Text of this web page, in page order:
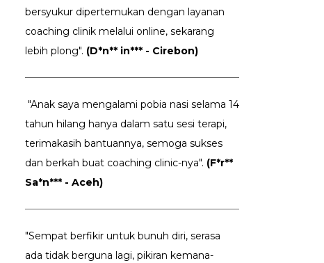
bersyukur dipertemukan dengan layanan
coaching clinik melalui online, sekarang
lebih plong". (D*n** in*** - Cirebon)
"Anak saya mengalami pobia nasi selama 14
tahun hilang hanya dalam satu sesi terapi,
terimakasih bantuannya, semoga sukses
dan berkah buat coaching clinic-nya". (F*r**
Sa*n*** - Aceh)
"Sempat berfikir untuk bunuh diri, serasa
ada tidak berguna lagi, pikiran kemana-